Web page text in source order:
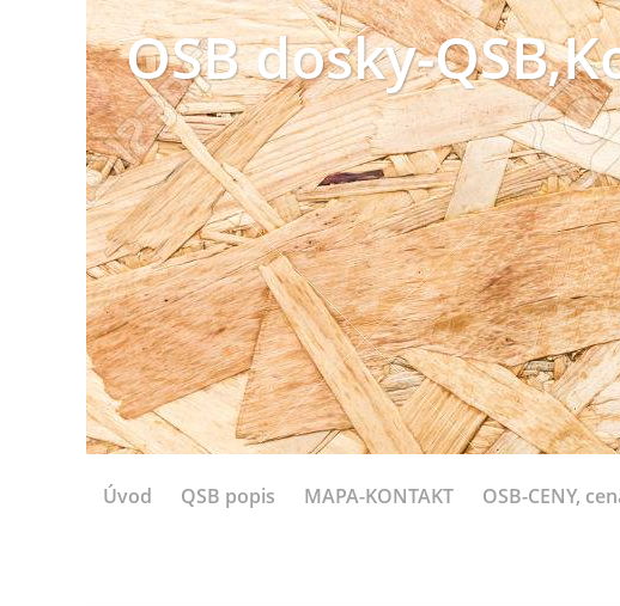
OSB dosky-
Úvod QSB popis MAPA-KONTAKT OSB-CENY,